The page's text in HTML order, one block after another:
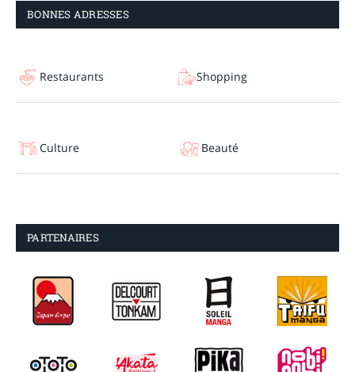
BONNES ADRESSES
Restaurants Shopping
Culture Beauté
PARTENAIRES